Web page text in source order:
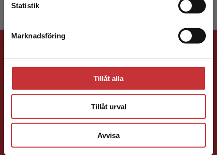
Statistik
Marknadsföring
Tillåt alla
Tillåt urval
Avvisa
Förlagskontakt
Jenny Klang
Läromedelsutvecklare Läromedel och